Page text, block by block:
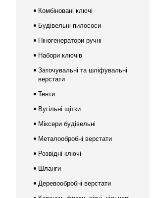
Комбіновані ключі
Будівельні пилососи
Піногенератори ручні
Набори ключів
Заточувальні та шліфувальні
верстати
Тенти
Вугільні щітки
Міксери будівельні
Металообробні верстати
Розвідні ключі
Шланги
Деревообробні верстати